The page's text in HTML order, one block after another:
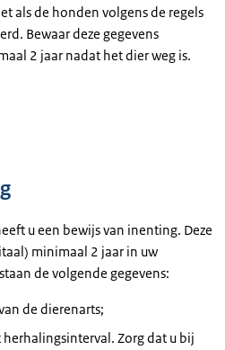
als de honden volgens de regels
Bewaar deze gegevens
2 jaar nadat het dier weg is.
u een bewijs van inenting. Deze
minimaal 2 jaar in uw
de volgende gegevens:
de dierenarts;
Zorg dat u bij